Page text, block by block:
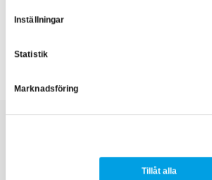
Inställningar
Statistik
Marknadsföring
Tillåt alla
Relaterade artiklar